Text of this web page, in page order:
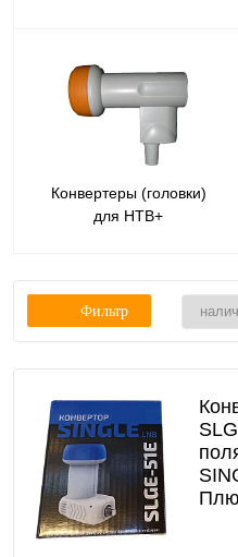
Конвертеры (головки)
для НТВ+
Фильтр